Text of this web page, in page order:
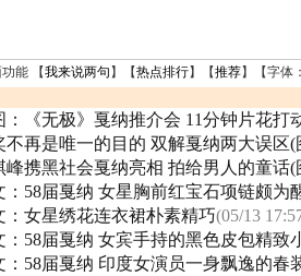
能 【我来说两句 】【热点排行】【推荐】【字体
：《无极》戛纳推介会 11分钟片花打
不再是唯一的目的 双解戛纳两大误区(
峰携黑社会戛纳亮相 拍给男人的童话(
：58届戛纳 女星胸前红宝石项链颇为
：女星绣花连衣裙朴素精巧(05/13
：58届戛纳 女宾手持的黑色皮包精致
：58届戛纳 印度女演员一身飘逸的春